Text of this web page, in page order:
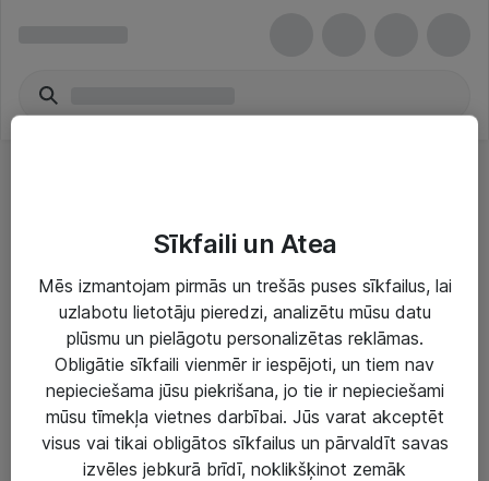
Risinājumi & Pakalpojumi
IT serviss un atbalsts
IT infrastruktūra
Darba vietu IT risinājumi
Sīkfaili un Atea
Mēs izmantojam pirmās un trešās puses sīkfailus, lai
uzlabotu lietotāju pieredzi, analizētu mūsu datu
plūsmu un pielāgotu personalizētas reklāmas.
Obligātie sīkfaili vienmēr ir iespējoti, un tiem nav
nepieciešama jūsu piekrišana, jo tie ir nepieciešami
mūsu tīmekļa vietnes darbībai. Jūs varat akceptēt
visus vai tikai obligātos sīkfailus un pārvaldīt savas
izvēles jebkurā brīdī, noklikšķinot zemāk